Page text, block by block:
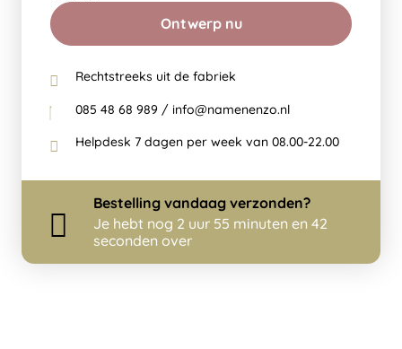
Ontwerp nu
Rechtstreeks uit de fabriek
085 48 68 989 / info@namenenzo.nl
Helpdesk 7 dagen per week van 08.00-22.00
Bestelling vandaag verzonden?
Je hebt nog 2 uur 55 minuten en 41
seconden over